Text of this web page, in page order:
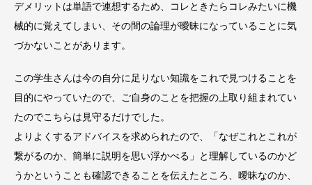
デメリットは単語で連想するため、コレときたらコレみたいに機
械的に覚えてしまい、その間の論理が曖昧になっていることに気
づかないことがあります。
この学生さんは今の自分に足りない知識をこれで見つけることを
目的にやっていたので、ご自身のことを把握の上取り組まれてい
たのでこちらは見守るだけでした。
よりよくするアドバイスを求められたので、「なぜこれとこれが
繋がるのか、簡単に説明を思い浮かべる」と理解しているのかど
うかということも確認できることを伝えたところ、曖昧なのか、